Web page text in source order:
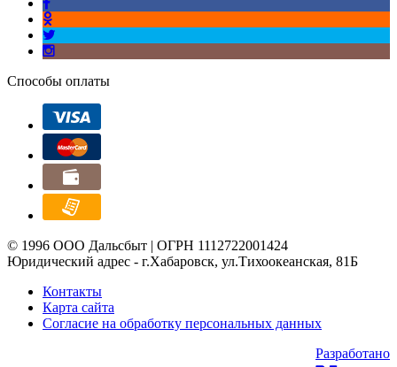
Способы оплаты
© 1996 ООО Дальсбыт | ОГРН 1112722001424
Юридический адрес - г.Хабаровск, ул.Тихоокеанская, 81Б
Контакты
Карта сайта
Согласие на обработку персональных данных
Разработано